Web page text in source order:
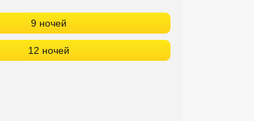
9 ночей
12 ночей